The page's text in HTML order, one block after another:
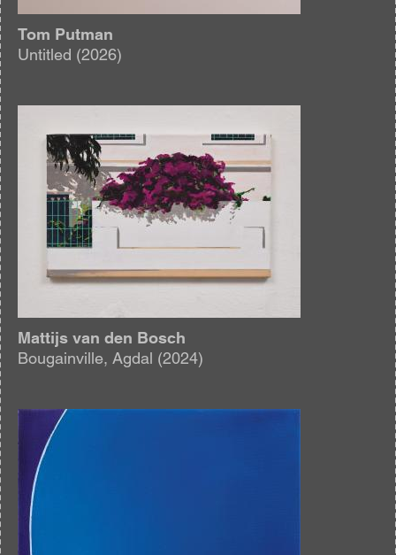
Tom Putman
Untitled (2026)
Mattijs van den Bosch
Bougainville, Agdal (2024)
Afbeelding